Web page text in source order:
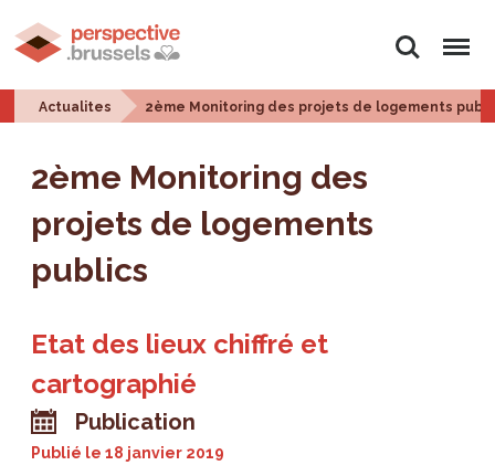
Rechercher
Menu
Actualites 2ème Monitoring des projets de logements
2ème Monitoring des
projets de logements
publics
Etat des lieux chiffré et
cartographié
Publication
Publié le18 janvier 2019